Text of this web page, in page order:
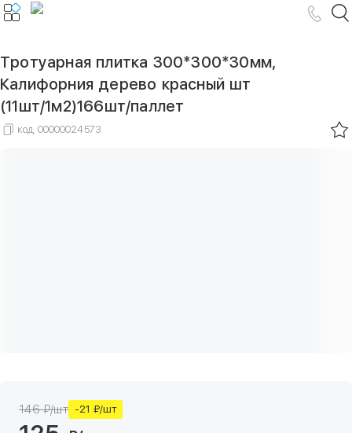
Тротуарная плитка 300*300*30мм,
Калифорния дерево красный шт
(11шт/1м2)166шт/паллет
код 00000024573
146 ₽/шт -21 ₽/шт